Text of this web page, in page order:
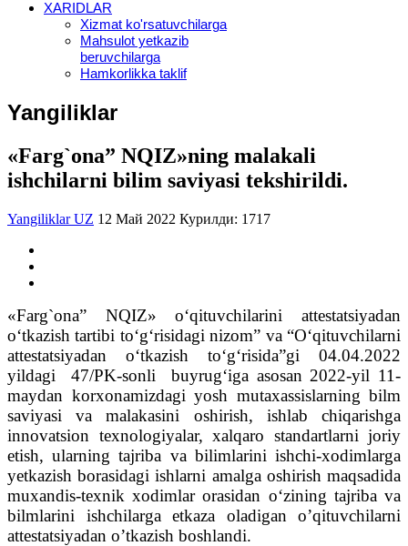
XARIDLAR
Xizmat ko'rsatuvchilarga
Mahsulot yetkazib
beruvchilarga
Hamkorlikka taklif
Yangiliklar
«Farg`ona” NQIZ»ning malakali
ishchilarni bilim saviyasi tekshirildi.
Yangiliklar UZ 12 Май 2022 Курилди: 1717
«Farg`ona” NQIZ» o‘qituvchilarini attestatsiyadan
o‘tkazish tartibi to‘g‘risidagi nizom” va “O‘qituvchilarni
attestatsiyadan o‘tkazish to‘g‘risida”gi 04.04.2022
yildagi 47/PK-sonli buyrug‘iga asosan 2022-yil 11-
maydan korxonamizdagi yosh mutaxassislarning bilm
saviyasi va malakasini oshirish, ishlab chiqarishga
innovatsion texnologiyalar, xalqaro standartlarni joriy
etish, ularning tajriba va bilimlarini ishchi-xodimlarga
yetkazish borasidagi ishlarni amalga oshirish maqsadida
muxandis-texnik xodimlar orasidan o‘zining tajriba va
bilmlarini ishchilarga etkaza oladigan o’qituvchilarni
attestatsiyadan o’tkazish boshlandi.